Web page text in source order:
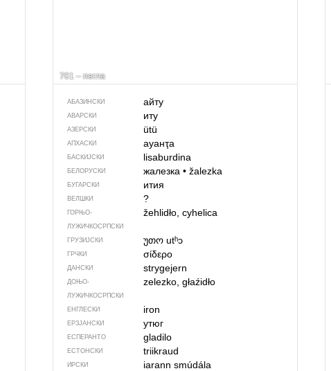
701 – пегла
АБАЗИНСКИ айту
АВАРСКИ иту
АЗЕРСКИ ütü
АПХАСКИ ауанҭа
БАСКИЈСКИ lisaburdina
БЕЛОРУСКИ жалезка • žalezka
БУГАРСКИ ития
ВЕЛШКИ ?
ГОРЊО­
ЛУЖИЧКОСРПСКИ
žehlidło, cyhelica
ГРУЗИЈСКИ უთო utʰɔ
ГРЧКИ σίδερο
ДАНСКИ strygejern
ДОЊО­
ЛУЖИЧКОСРПСКИ
zelezko, głaźidło
ЕНГЛЕСКИ iron
ЕРЗЈАНСКИ утюг
ЕСПЕРАНТО gladilo
ЕСТОНСКИ triikraud
ИРСКИ iarann smúdála